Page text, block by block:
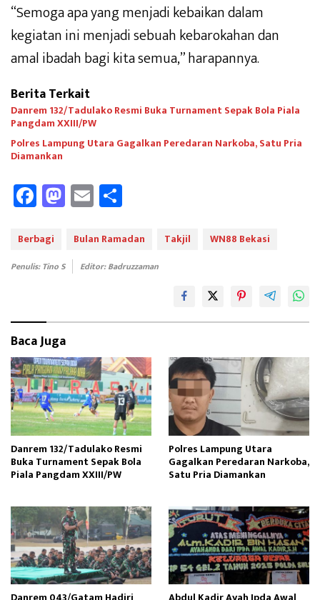
“Semoga apa yang menjadi kebaikan dalam
kegiatan ini menjadi sebuah kebarokahan dan
amal ibadah bagi kita semua,” harapannya.
Berita Terkait
Danrem 132/Tadulako Resmi Buka Turnament Sepak Bola Piala
Pangdam XXIII/PW
Polres Lampung Utara Gagalkan Peredaran Narkoba, Satu Pria
Diamankan
Fa
ce
b
oo
M
as
to
d
E
m
ail e
Berbagi Bulan Ramadan Takjil WN88 Bekasi
Penulis: Tino S Editor: Badruzzaman
Baca Juga
Danrem 132/Tadulako Resmi
Buka Turnament Sepak Bola
Piala Pangdam XXIII/PW
Polres Lampung Utara
Gagalkan Peredaran Narkoba,
Satu Pria Diamankan